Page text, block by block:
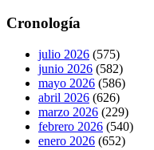
Cronología
julio 2026 (575)
junio 2026 (582)
mayo 2026 (586)
abril 2026 (626)
marzo 2026 (229)
febrero 2026 (540)
enero 2026 (652)